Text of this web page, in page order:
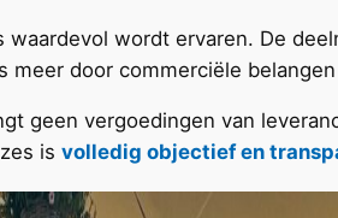
waardevol wordt ervaren. De
door commerciële
geen vergoedingen van
is volledig objectief en